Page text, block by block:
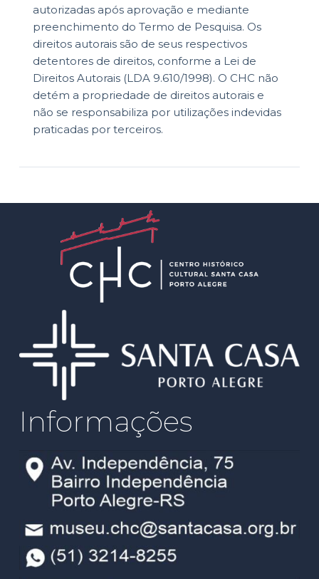
autorizadas após aprovação e mediante
preenchimento do Termo de Pesquisa. Os
direitos autorais são de seus respectivos
detentores de direitos, conforme a Lei de
Direitos Autorais (LDA 9.610/1998). O CHC não
detém a propriedade de direitos autorais e
não se responsabiliza por utilizações indevidas
praticadas por terceiros.
Informações